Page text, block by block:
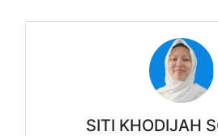
SITI KHODIJAH